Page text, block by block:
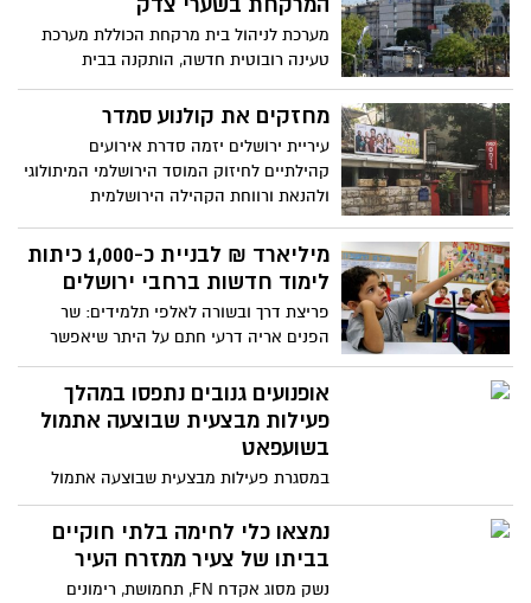
מערכת לניהול בית מרקחת הכוללת מערכת
טעינה רובוטית חדשה, הותקנה בבית
המרקחת במרכז הרפואי שערי צדק אחרי
חודשים רבים של הכנות. המערכת החדשה,
הנפקת התרופות למחלקות השונות, תתרום
לבטיחות הטפול ותייעל את אופן חלוקת
מחזקים את קולנוע סמדר
עיריית ירושלים יזמה סדרת אירועים
קהילתיים לחיזוק המוסד הירושלמי המיתולוגי
ולהנאת ורווחת הקהילה הירושלמית
מיליארד ₪ לבניית כ-1,000 כיתות
לימוד חדשות ברחבי ירושלים
פריצת דרך ובשורה לאלפי תלמידים: שר
הפנים אריה דרעי חתם על היתר שיאפשר
לעיריית ירושלים לקיחת הלוואה של מיליארד
₪ לבניית כ-1,000 כיתות לימוד חדשות ברחבי
ירושלים שמשרדי האוצר והחינוך התנערו
אופנועים גנובים נתפסו במהלך
פעילות מבצעית שבוצעה אתמול
בשועפאט
במסגרת פעילות מבצעית שבוצעה אתמול
משטרת ישראל במחנה פליטים שועפט נמצאו
אופנועים גנובים וסכין
נמצאו כלי לחימה בלתי חוקיים
בביתו של צעיר ממזרח העיר
נשק מסוג אקדח FN, תחמושת, רימונים